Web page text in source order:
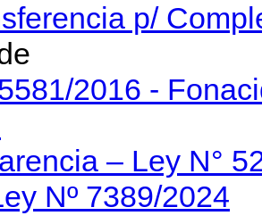
p/
2016 -
– Ley N°
Nº 7389/2024